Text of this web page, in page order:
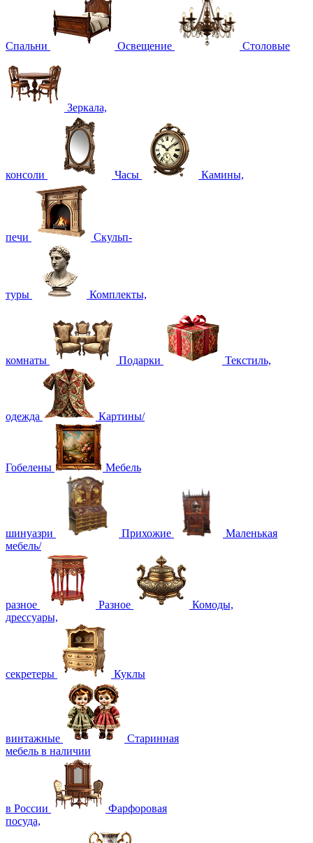
Спальни Освещение Столовые
Зеркала,
консоли Часы Камины,
печи Скульп-
туры Комплекты,
комнаты Подарки Текстиль,
одежда Картины/
Гобелены Мебель
шинуазри Прихожие
Маленькая
мебель/
разное Разное
Комоды,
дрессуары,
секретеры Куклы
винтажные
Старинная
мебель в наличии
в России
Фарфоровая
посуда,